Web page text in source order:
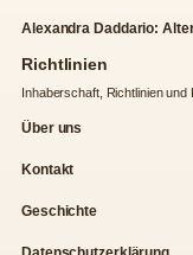
Alexandra Daddario:
Richtlinien
Inhaberschaft, Richtlinien und
Über uns
Kontakt
Geschichte